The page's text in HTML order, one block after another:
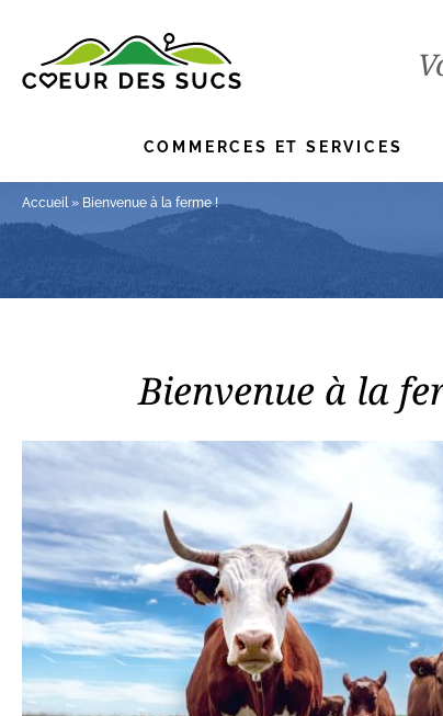
COMMERCES ET SERVICES
Accueil» Bienvenue à la ferme !
Bienvenue à la